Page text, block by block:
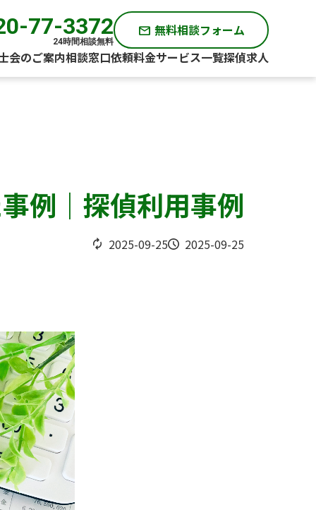
77-3372
24時間相談無料
mail 無料相談フォーム
会のご案内相談窓口依頼料金サービス一覧探偵求人
例｜探偵利用事例
2025-09-25 2025-09-25